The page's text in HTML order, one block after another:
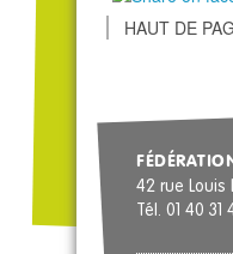
HAUT DE
42 rue Louis
Tél. 01 40 31